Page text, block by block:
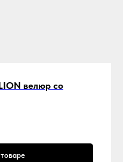
велюр со